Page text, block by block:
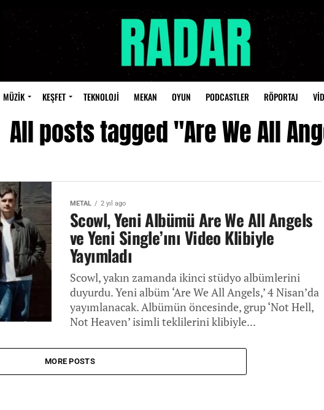
MÜZİK KEŞFET TEKNOLOJİ MEKAN OYUN PODCASTLER RÖPORTAJ
All posts tagged "Are We All
METAL 2 yıl ago
Scowl, Yeni Albümü Are We All Angels
ve Yeni Single’ını Video Klibiyle
Yayımladı
Scowl, yakın zamanda ikinci stüdyo albümlerini
duyurdu. Yeni albüm ‘Are We All Angels,’ 4 Nisan’da
yayımlanacak. Albümün öncesinde, grup ‘Not Hell,
Not Heaven’ isimli teklilerini klibiyle...
MORE POSTS